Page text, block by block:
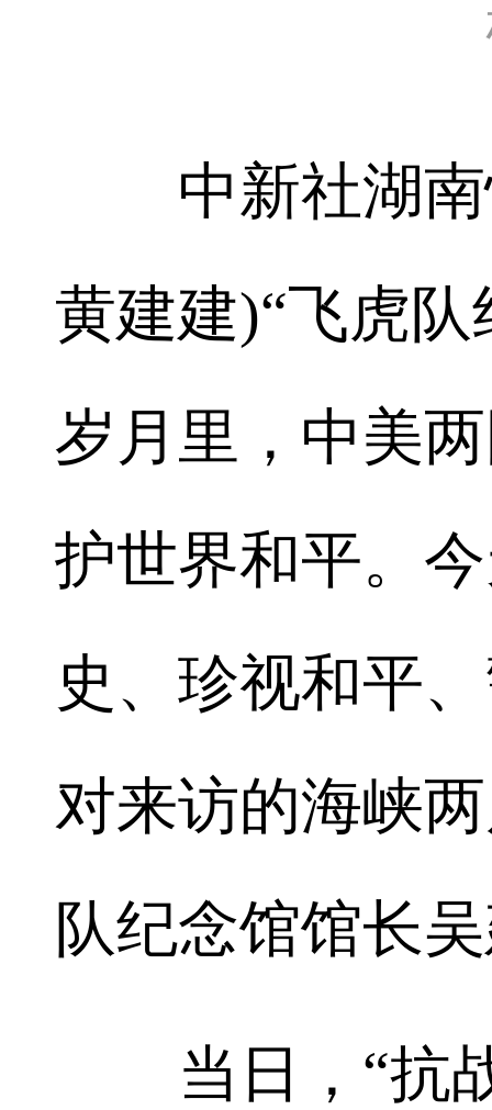
中新社湖南
黄建建)“飞虎
岁月里，中美
护世界和平。
史、珍视和平
对来访的海峡
队纪念馆馆长
当日，“抗战